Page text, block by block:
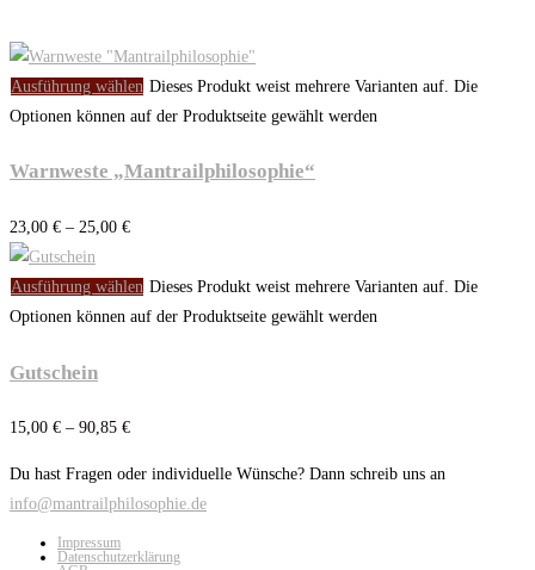
Ausführung wählen Dieses Produkt weist mehrere Varianten auf. Die
Optionen können auf der Produktseite gewählt werden
Warnweste „Mantrailphilosophie“
23,00 € – 25,00 €
Ausführung wählen Dieses Produkt weist mehrere Varianten auf. Die
Optionen können auf der Produktseite gewählt werden
Gutschein
15,00 € – 90,85 €
Du hast Fragen oder individuelle Wünsche? Dann schreib uns an
info@mantrailphilosophie.de
Impressum
Datenschutzerklärung